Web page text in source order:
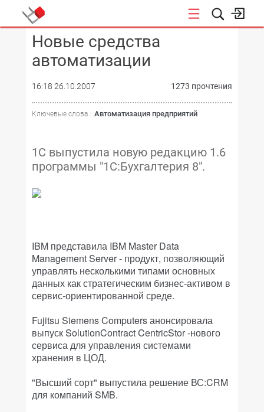
КОНФЕРЕНЦИИ
Новые средства
автоматизации
16:18 26.10.2007 1273 прочтения
Ключевые слова : Автоматизация предприятий
1С выпустила новую редакцию 1.6
программы "1С:Бухгалтерия 8".
IBM представила IBM Master Data
Management Server - продукт, позволяющий
управлять несколькими типами основных
данных как стратегическим бизнес-активом в
сервис-ориентированной среде.
Fujitsu Siemens Computers анонсировала
выпуск SolutionContract CentricStor -нового
сервиса для управления системами
хранения в ЦОД.
"Высший сорт" выпустила решение ВС:CRM
для компаний SMB.